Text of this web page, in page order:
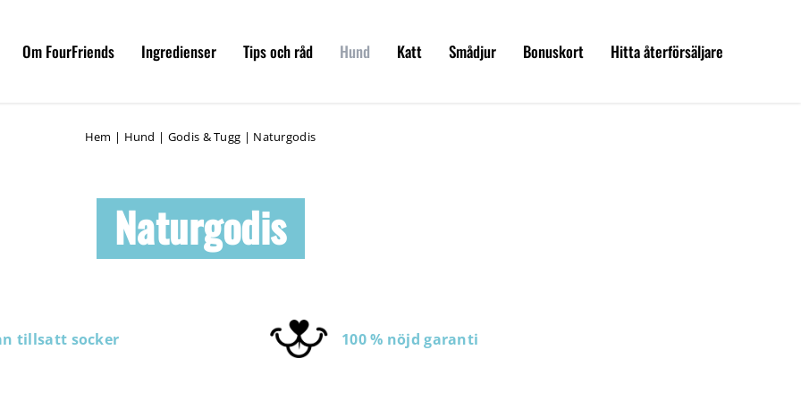
Om FourFriends Ingredienser Tips och råd Hund Katt Smådjur Bonuskort Hitta återförsäljare
Hem | Hund | Godis & Tugg | Naturgodis
Naturgodis
tillsatt socker 100 % nöjd garanti